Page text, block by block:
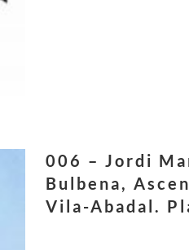
006 – Jordi
Bulbena,
Vila-Abadal.